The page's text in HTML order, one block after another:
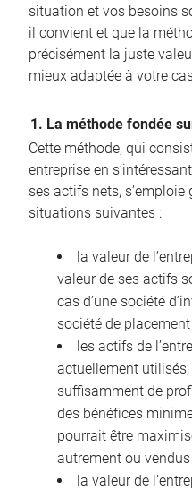
situation et vos besoins
il convient et que la
précisément la juste
mieux adaptée à votre
1. La méthode fondée
Cette méthode, qui
entreprise en
ses actifs nets,
situations suivantes :
la valeur de
valeur de ses actifs
cas d’une société
société de
les actifs de
actuellement
suffisamment de
des bénéfices
pourrait être
autrement ou vendus
la valeur de